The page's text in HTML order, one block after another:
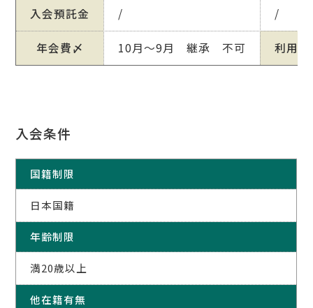
入会預託金 / /
年会費〆 10月～9月 継承 不可 利用日
入会条件
国籍制限
日本国籍
年齢制限
満20歳以上
他在籍有無